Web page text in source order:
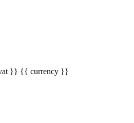
}} {{ currency }}